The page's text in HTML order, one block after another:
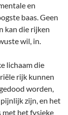
en
baas. Geen
kan die rijken
wil, in.
lichaam die
rijk kunnen
worden,
zijn, en het
met het fysieke